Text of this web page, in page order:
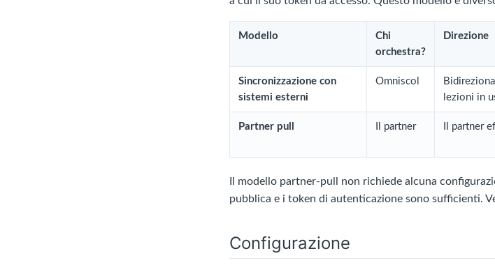
Modello
Chi
orchestra?
Direzione
Sincronizzazione con
sistemi esterni
Omniscol
lezioni in
Partner pull Il partner Il partner
Il modello partner-pull non richiede alcuna
pubblica e i token di autenticazione sono sufficienti.
Configurazione